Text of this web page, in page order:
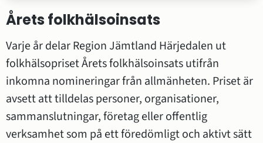
Årets folkhälsoinsats
Varje år delar Region Jämtland Härjedalen ut
folkhälsopriset Årets folkhälsoinsats utifrån
inkomna nomineringar från allmänheten. Priset är
avsett att tilldelas personer, organisationer,
sammanslutningar, företag eller offentlig
verksamhet som på ett föredömligt och aktivt sätt